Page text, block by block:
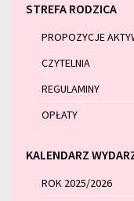
STREFA RODZICA
PROPOZYCJE
CZYTELNIA
REGULAMINY
OPŁATY
KALENDARZ
ROK 2025/2026